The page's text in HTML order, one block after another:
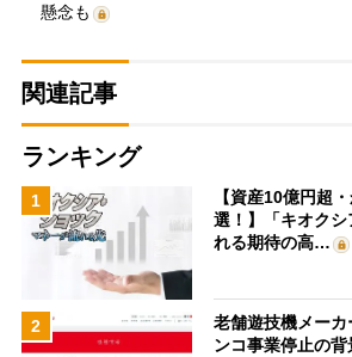
懸念も
関連記事
ランキング
1
【資産10億円超
選！】「キオク
れる期待の高…
2
老舗遊技機メー
ンコ事業停止の